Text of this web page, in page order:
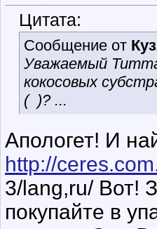
Цитата:
Сообщение от
Уважаемый
кокосовых
( )? ...
Апологет! И
http://
3/lang,ru/ Вот!
покупайте в